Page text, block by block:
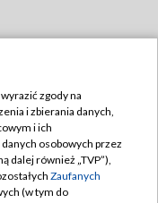
zgody na
i zbierania danych,
i ich
osobowych przez
dalej również „TVP”),
Zaufanych
(w tym do